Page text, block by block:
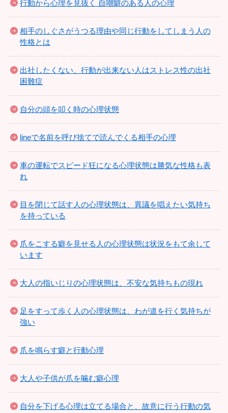
行動から心理を見抜く 自嘲癖のある人の心理
相手のしぐさがうつる理由や同じ行動をしてしまう人の
性格とは
出社したくない、行動が出来ない人はストレス性の出社
困難症
自分の頭を叩く時の心理状態
lineで名前を呼び捨てで読んでくる相手の心理
車の運転でスピード狂になる心理状態は勝気な性格も表
れ
目を閉じて話す人の心理状態は、異議を唱えたい気持ち
を持っている
爪をこする癖を見せる人の心理状態は状況をもて余して
います
大人の指いじりの心理状態は、不安な気持ちもの現れ
足をすって歩く人の心理状態は、わが道を行く気持ちが
強い
爪を鳴らす癖と行動心理
大人や子供が爪を噛む癖心理
自分を下げる心理は立てる場合と、故意に行う行動の気